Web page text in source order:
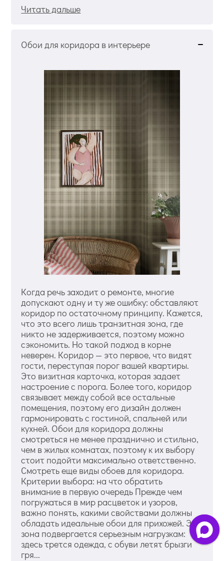
Читать дальше
Обои для коридора в интерьере
Когда речь заходит о ремонте, многие
допускают одну и ту же ошибку: обставляют
коридор по остаточному принципу. Кажется,
что это всего лишь транзитная зона, где
никто не задерживается, поэтому можно
сэкономить. Но такой подход в корне
неверен. Коридор — это первое, что видят
гости, переступая порог вашей квартиры.
Это визитная карточка, которая задает
настроение с порога. Более того, коридор
связывает между собой все остальные
помещения, поэтому его дизайн должен
гармонировать с гостиной, спальней или
кухней. Обои для коридора должны
смотреться не менее празднично и стильно,
чем в жилых комнатах, поэтому к их выбору
стоит подойти максимально ответственно.
Смотреть еще виды обоев для коридора.
Критерии выбора: на что обратить
внимание в первую очередь Прежде чем
погружаться в мир расцветок и узоров,
важно понять, какими свойствами должны
обладать идеальные обои для прихожей. Эта
зона подвергается серьезным нагрузкам:
здесь трется одежда, с обуви летят брызги
гря...